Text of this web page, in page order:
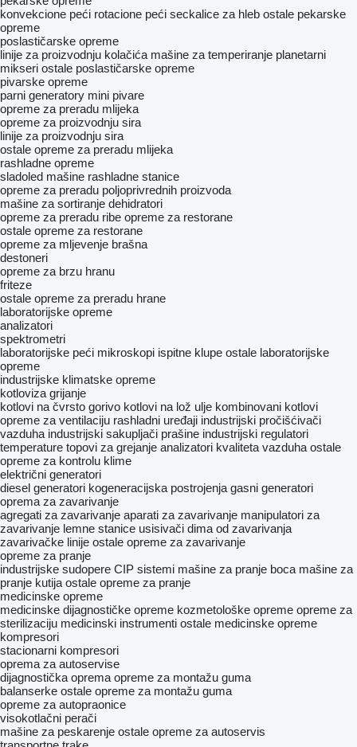
konvekcione peći rotacione peći seckalice za hleb ostale pekarske
opreme
poslastičarske opreme
linije za proizvodnju kolačića mašine za temperiranje planetarni
mikseri ostale poslastičarske opreme
pivarske opreme
parni generatory mini pivare
opreme za preradu mlijeka
opreme za proizvodnju sira
linije za proizvodnju sira
ostale opreme za preradu mlijeka
rashladne opreme
sladoled mašine rashladne stanice
opreme za preradu poljoprivrednih proizvoda
mašine za sortiranje dehidratori
opreme za preradu ribe opreme za restorane
ostale opreme za restorane
opreme za mljevenje brašna
destoneri
opreme za brzu hranu
friteze
ostale opreme za preradu hrane
laboratorijske opreme
analizatori
spektrometri
laboratorijske peći mikroskopi ispitne klupe ostale laboratorijske
opreme
industrijske klimatske opreme
kotloviza grijanje
kotlovi na čvrsto gorivo kotlovi na lož ulje kombinovani kotlovi
opreme za ventilaciju rashladni uređaji industrijski pročišćivači
vazduha industrijski sakupljači prašine industrijski regulatori
temperature topovi za grejanje analizatori kvaliteta vazduha ostale
opreme za kontrolu klime
električni generatori
diesel generatori kogeneracijska postrojenja gasni generatori
oprema za zavarivanje
agregati za zavarivanje aparati za zavarivanje manipulatori za
zavarivanje lemne stanice usisivači dima od zavarivanja
zavarivačke linije ostale opreme za zavarivanje
opreme za pranje
industrijske sudopere CIP sistemi mašine za pranje boca mašine za
pranje kutija ostale opreme za pranje
medicinske opreme
medicinske dijagnostičke opreme kozmetološke opreme opreme za
sterilizaciju medicinski instrumenti ostale medicinske opreme
kompresori
stacionarni kompresori
oprema za autoservise
dijagnostička oprema opreme za montažu guma
balanserke ostale opreme za montažu guma
opreme za autopraonice
visokotlačni perači
mašine za peskarenje ostale opreme za autoservis